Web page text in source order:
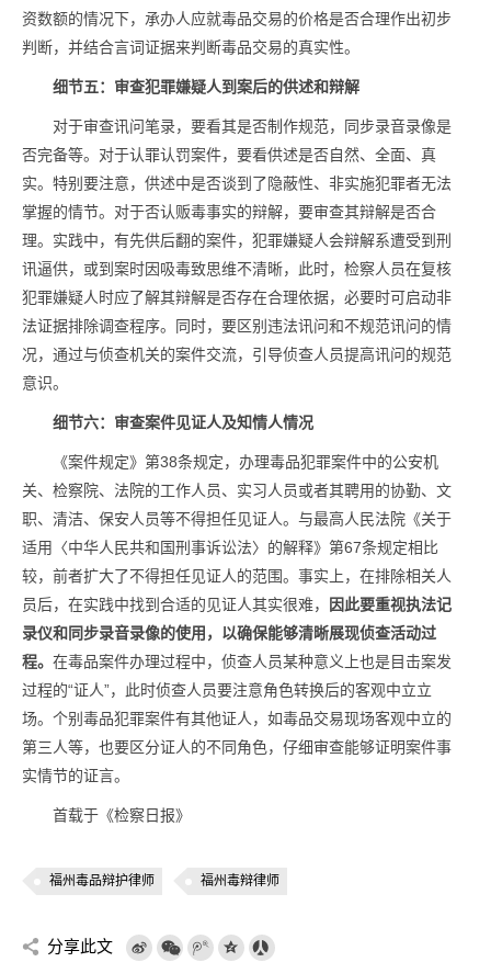
资数额的情况下，承办人应就毒品交易的价格是否合理作出初步
判断，并结合言词证据来判断毒品交易的真实性。
细节五：审查犯罪嫌疑人到案后的供述和辩解
对于审查讯问笔录，要看其是否制作规范，同步录音录像是
否完备等。对于认罪认罚案件，要看供述是否自然、全面、真
实。特别要注意，供述中是否谈到了隐蔽性、非实施犯罪者无法
掌握的情节。对于否认贩毒事实的辩解，要审查其辩解是否合
理。实践中，有先供后翻的案件，犯罪嫌疑人会辩解系遭受到刑
讯逼供，或到案时因吸毒致思维不清晰，此时，检察人员在复核
犯罪嫌疑人时应了解其辩解是否存在合理依据，必要时可启动非
法证据排除调查程序。同时，要区别违法讯问和不规范讯问的情
况，通过与侦查机关的案件交流，引导侦查人员提高讯问的规范
意识。
细节六：审查案件见证人及知情人情况
《案件规定》第38条规定，办理毒品犯罪案件中的公安机
关、检察院、法院的工作人员、实习人员或者其聘用的协勤、文
职、清洁、保安人员等不得担任见证人。与最高人民法院《关于
适用〈中华人民共和国刑事诉讼法〉的解释》第67条规定相比
较，前者扩大了不得担任见证人的范围。事实上，在排除相关人
员后，在实践中找到合适的见证人其实很难，
因此要重视执法记
录仪和同步录音录像的使用，以确保能够清晰展现侦查活动过
程。 在毒品案件办理过程中，侦查人员某种意义上也是目击案发
过程的“证人”，此时侦查人员要注意角色转换后的客观中立立
场。个别毒品犯罪案件有其他证人，如毒品交易现场客观中立的
第三人等，也要区分证人的不同角色，仔细审查能够证明案件事
实情节的证言。
首载于《检察日报》
福州毒品辩护律师 福州毒辩律师
分享此文